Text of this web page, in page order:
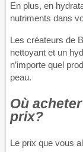
En plus, en
nutriments dans
Les créateurs de
nettoyant et un
n’importe quel
peau.
Où
prix?
Le prix que vous